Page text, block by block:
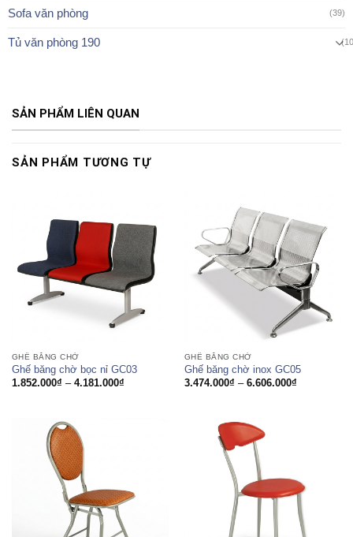
Sofa văn phòng (39)
Tủ văn phòng 190
SẢN PHẨM LIÊN QUAN
SẢN PHẨM TƯƠNG TỰ
GHẾ BĂNG CHỜ
Ghế băng chờ bọc nỉ GC03
1.852.000₫ – 4.181.000₫Khoảng
GHẾ BĂNG CHỜ
Ghế băng chờ inox GC05
3.474.000₫ – 6.606.000₫Khoảng